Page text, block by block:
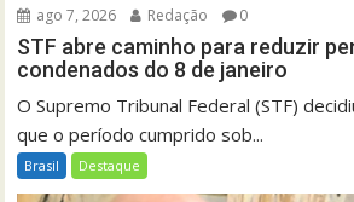
ago 7, 2026 Redação 0
STF abre caminho para reduzir
condenados do 8 de janeiro
O Supremo Tribunal Federal (STF)
que o período cumprido sob...
Brasil Destaque